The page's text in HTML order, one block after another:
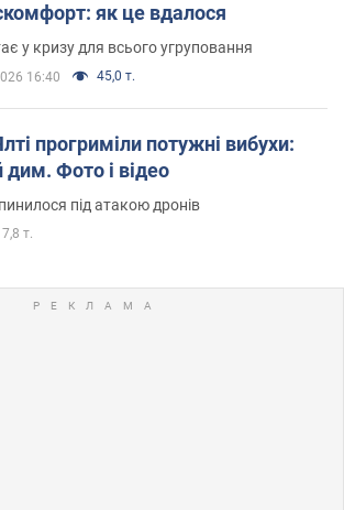
як це вдалося
у кризу для всього угруповання
16:40 45,0 т.
прогриміли потужні вибухи:
дим. Фото і відео
під атакою дронів
7,8 т.